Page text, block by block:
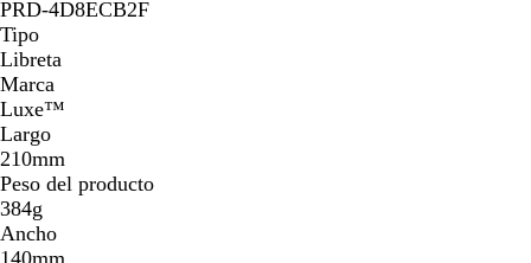
PRD-4D8ECB2F
Tipo
Libreta
Marca
Luxe™
Largo
210mm
Peso del producto
384g
Ancho